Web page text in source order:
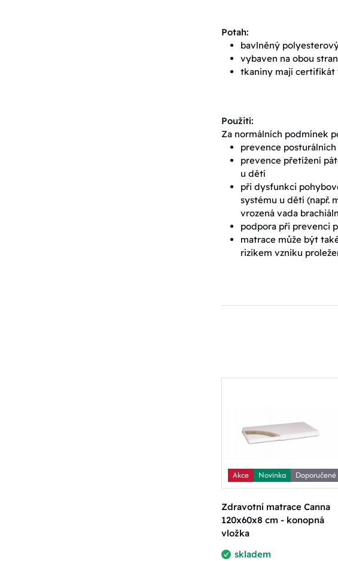
Potah:
bavlněný
vybaven na obou
tkaniny mají certifikát
Použití:
Za normálních podmínek
prevence posturálních
prevence přetížení
u dětí
při dysfunkci
systému u dětí (např.
vrozená vada
podpora při prevenci
matrace může být
rizikem vzniku
Akce Novinka Doporučené
Zdravotní matrace Canna
120x60x8 cm - konopná
vložka
skladem